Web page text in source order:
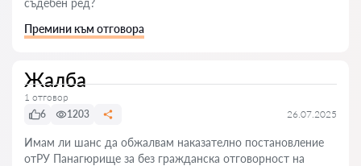
съдебен ред?
Премини към отговора
Жалба
1 отговор
6
1203 26.07.2025
Имам ли шанс да обжалвам наказателно постановление
отРУ Панагюрище за без гражданска отговорност на